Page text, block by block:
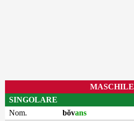
MASCHILE
SINGOLARE
Nom.
bŏvans